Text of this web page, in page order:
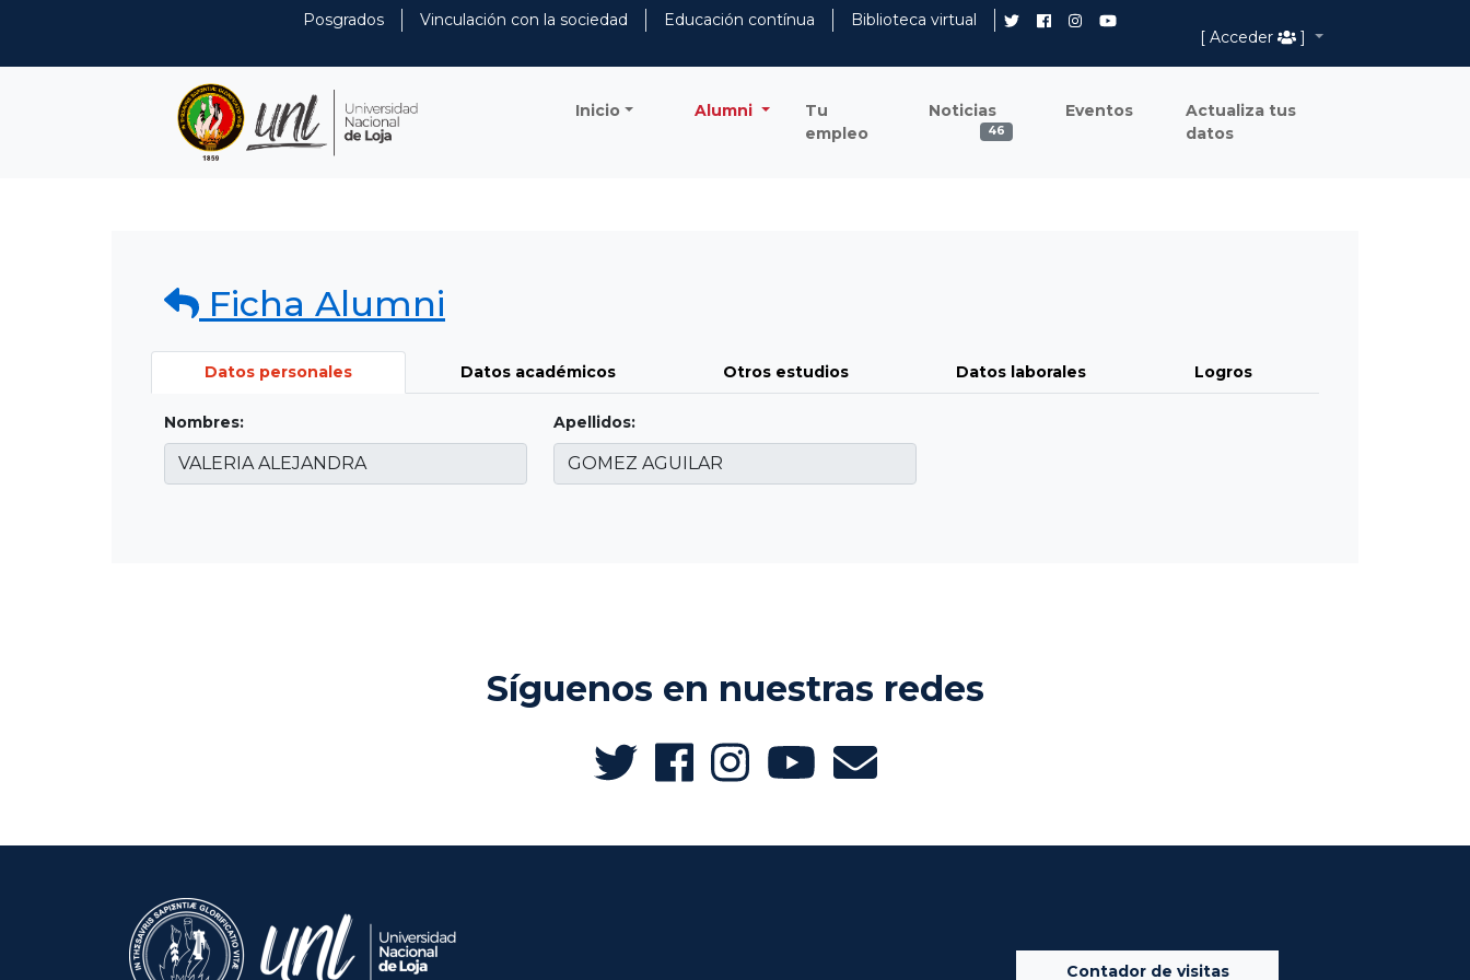
Posgrados Vinculación con la sociedad Educación contínua
Biblioteca virtual
[ Acceder
]
Inicio Alumni
Tu
empleo
Noticias
46
Eventos
Actualiza tus
datos
Ficha Alumni
Datos personales Datos académicos Otros estudios Datos laborales Logros
Nombres: Apellidos:
Síguenos en nuestras redes
Contador de visitas